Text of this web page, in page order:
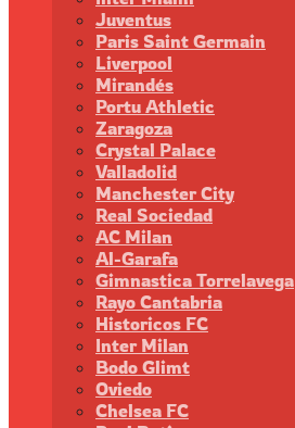
Juventus
Paris Saint Germain
Liverpool
Mirandés
Portu Athletic
Zaragoza
Crystal Palace
Valladolid
Manchester City
Real Sociedad
AC Milan
Al-Garafa
Gimnastica Torrelavega
Rayo Cantabria
Historicos FC
Inter Milan
Bodo Glimt
Oviedo
Chelsea FC